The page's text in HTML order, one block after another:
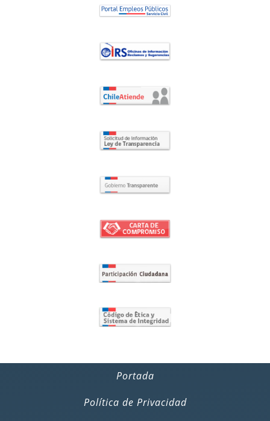
Portada
Política de Privacidad